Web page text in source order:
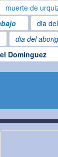
muerte de
dia
dia del
Domínguez